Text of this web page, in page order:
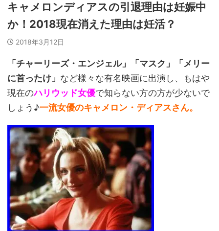
キャメロンディアスの引退理由は妊娠中
か！2018現在消えた理由は妊活？
2018年3月12日
「チャーリーズ・エンジェル」「マスク」「メリー
に首ったけ」 など様々な有名映画に出演し、もはや
現在のハリウッド女優で知らない方の方が少ないで
しょう♪一流女優のキャメロン・ディアスさん。